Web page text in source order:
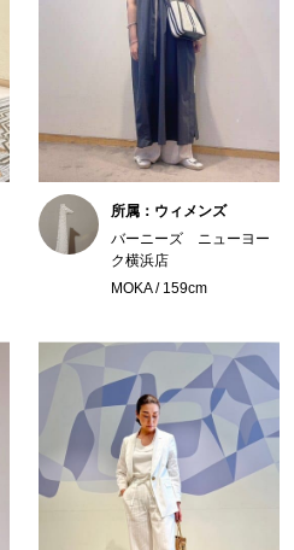
所属：ウィメンズ
バーニーズ ニューヨー
ク横浜店
MOKA / 159cm